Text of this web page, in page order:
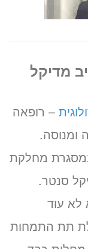
מדיקל
– רופאה
ומנוסה.
מחלקת
סנטר.
לא עוד
תת התמחות